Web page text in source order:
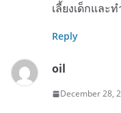
เลี้ยงเด็กและ
Reply
oil
December 28,